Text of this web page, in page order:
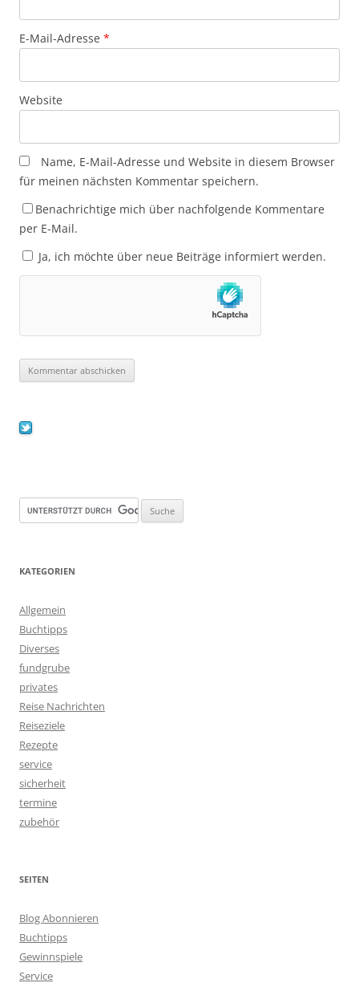
E-Mail-Adresse *
Website
Name, E-Mail-Adresse und Website in diesem Browser
für meinen nächsten Kommentar speichern.
Benachrichtige mich über nachfolgende Kommentare
per E-Mail.
Ja, ich möchte über neue Beiträge informiert werden.
KATEGORIEN
Allgemein
Buchtipps
Diverses
fundgrube
privates
Reise Nachrichten
Reiseziele
Rezepte
service
sicherheit
termine
zubehör
SEITEN
Blog Abonnieren
Buchtipps
Gewinnspiele
Service